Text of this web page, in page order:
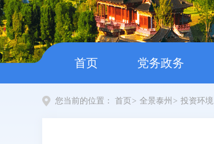
首页 党务政务
您当前的位置： 首页 > 全景泰州 > 投资环境